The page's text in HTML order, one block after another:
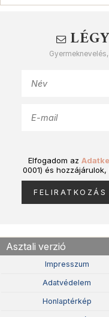
Elfogadom az
0001) és
Asztali verzió
Impresszum
Adatvédelem
Honlaptérkép